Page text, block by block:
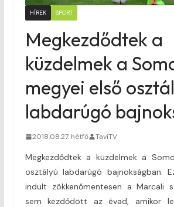
HÍREK SPORT
Megkezdődtek a
küzdelmek a
megyei első
labdarúgó
2018.08.27. hétfő TaviTV
Megkezdődtek a küzdelmek a
osztályú labdarúgó bajnokságban.
indult zökkenőmentesen a Marcali
sem kezdődött az évad, amikor